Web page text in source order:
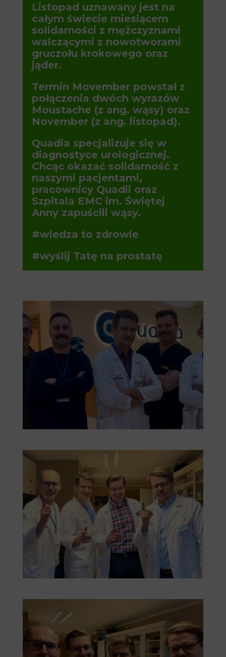
Listopad uznawany jest na
całym świecie miesiącem
solidarności z mężczyznami
walczącymi z nowotworami
gruczołu krokowego oraz
jąder.
Termin Movember powstał z
połączenia dwóch wyrazów
Moustache (z ang. wąsy) oraz
November (z ang. listopad).
Quadia specjalizuje się w
diagnostyce urologicznej.
Chcąc okazać solidarność z
naszymi pacjentami,
pracownicy Quadii oraz
Szpitala EMC im. Świętej
Anny zapuścili wąsy.
#wiedza to zdrowie
#wyślij Tatę na prostatę